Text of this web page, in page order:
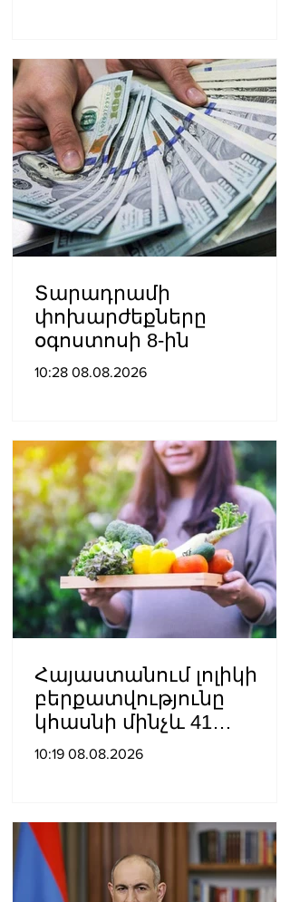
Տարադրամի
փոխարժեքները
օգոստոսի 8-ին
10:28 08.08.2026
Հայաստանում լոլիկի
բերքատվությունը
կհասնի մինչև 41
տոննայի՝ մեկ հեկտարից
10:19 08.08.2026